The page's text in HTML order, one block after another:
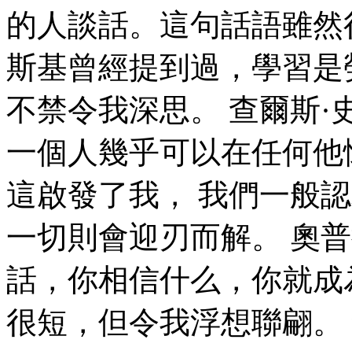
的人談話。這句話語雖
斯基曾經提到過，學習
不禁令我深思。 查爾斯·
一個人幾乎可以在任何
這啟發了我， 我們一般
一切則會迎刃而解。 奧
話，你相信什么，你就
很短，但令我浮想聯翩